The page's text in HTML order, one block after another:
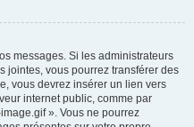
messages. Si les administrateurs
jointes, vous pourrez transférer des
vous devrez insérer un lien vers
internet public, comme par
». Vous ne pourrez